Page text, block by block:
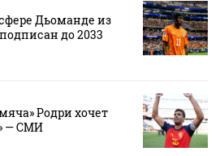
Дьоманде из
до 2033
Родри хочет
— СМИ